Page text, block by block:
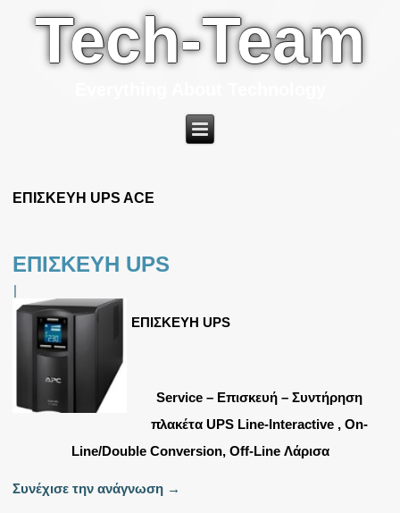
Tech-Team
ΕΠΙΣΚΕΥΗ UPS ACE
ΕΠΙΣΚΕΥΗ UPS
|
ΕΠΙΣΚΕΥΗ UPS
Service – Επισκευή – Συντήρηση
πλακέτα UPS Line-Interactive , On-
Line/Double Conversion, Off-Line Λάρισα
Συνέχισε την ανάγνωση →